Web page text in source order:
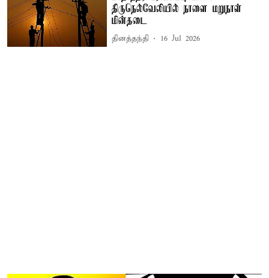
திருநெல்வேலியில் நாளை மறுநாள்
மின்தடை
தினத்தந்தி 16 Jul 2026